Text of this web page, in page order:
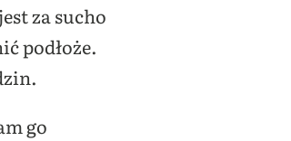
za sucho
podłoże.
go